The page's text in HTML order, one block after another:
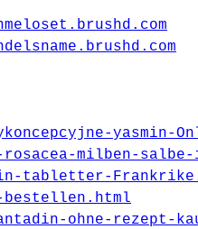
yasmin-
milben-
tabletter-
ohne-rezept-